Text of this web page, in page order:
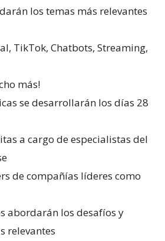
los temas más relevantes
TikTok, Chatbots, Streaming,
más!
se desarrollarán los días 28
a cargo de especialistas del
de compañías líderes como
abordarán los desafíos y
relevantes